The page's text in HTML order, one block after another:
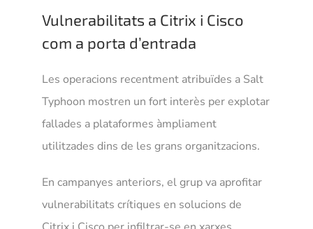
Vulnerabilitats a Citrix i Cisco
com a porta d’entrada
Les operacions recentment atribuïdes a Salt
Typhoon mostren un fort interès per explotar
fallades a plataformes àmpliament
utilitzades dins de les grans organitzacions.
En campanyes anteriors, el grup va aprofitar
vulnerabilitats crítiques en solucions de